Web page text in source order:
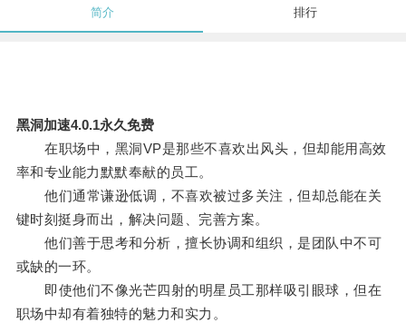
简介 排行
黑洞加速4.0.1永久免费
在职场中，黑洞VP是那些不喜欢出风头，但却能用高效
率和专业能力默默奉献的员工。
他们通常谦逊低调，不喜欢被过多关注，但却总能在关
键时刻挺身而出，解决问题、完善方案。
他们善于思考和分析，擅长协调和组织，是团队中不可
或缺的一环。
即使他们不像光芒四射的明星员工那样吸引眼球，但在
职场中却有着独特的魅力和实力。